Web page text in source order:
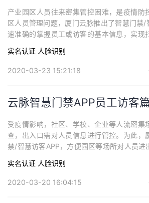
产业园区人员往来密集管控困难，是疫情防
区人员管理问题，厦门云脉推出了智慧门禁/
速准确的掌握员工或访客的基本信息，实现
本篇文章将向大家详细介绍云脉智慧门禁
了方便客户体验园区管理模块，目前智慧门
实名认证 人脸识别
2020-03-23 15:21:18
云脉智慧门禁APP员工访客
受疫情影响，社区、学校、企业等人流密集
查，出入口需对人员信息进行管控。为此，
禁/智慧访客APP，方便园区等场所对人员进
温仪等设备进行体温录入，用户完善信息并
码通行或刷脸通行！云脉智慧门禁APP在疫
实名认证 人脸识别
2020-03-20 16:04:15